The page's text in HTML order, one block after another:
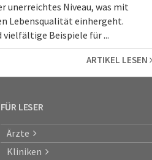
unerreichtes Niveau, was mit
Lebensqualität einhergeht.
vielfältige Beispiele für ...
ARTIKEL LESEN
FÜR LESER
Ärzte
Kliniken